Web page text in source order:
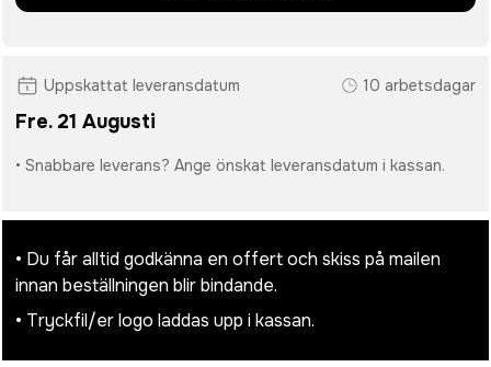
Uppskattat leveransdatum 10 arbetsdagar
Fre. 21 Augusti
• Snabbare leverans? Ange önskat leveransdatum i kassan.
• Du får alltid godkänna en offert och skiss på mailen
innan beställningen blir bindande.
• Tryckfil/er logo laddas upp i kassan.